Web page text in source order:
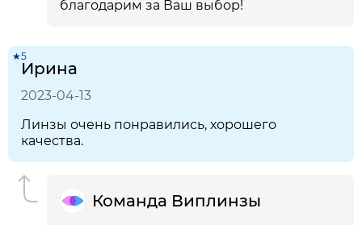
благодарим за Ваш выбор!
★5
Ирина
2023-04-13
Линзы очень понравились, хорошего
качества.
Команда Виплинзы